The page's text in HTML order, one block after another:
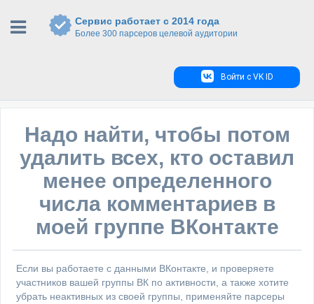
Сервис работает с 2014 года
Более 300 парсеров целевой аудитории
Войти с VK ID
Надо найти, чтобы потом
удалить всех, кто оставил
менее определенного
числа комментариев в
моей группе ВКонтакте
Если вы работаете с данными ВКонтакте, и проверяете
участников вашей группы ВК по активности, а также хотите
убрать неактивных из своей группы, применяйте парсеры